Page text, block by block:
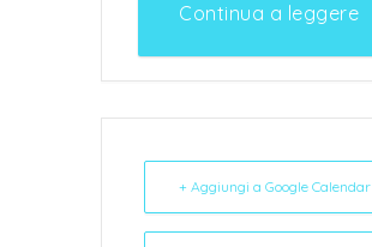
Continua a leggere
+ Aggiungi a Google Calendar